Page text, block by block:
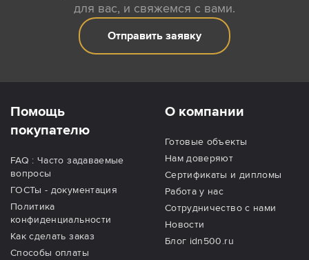
для вас, и свяжемся с вами.
Отправить заявку
Помощь
покупателю
FAQ : Часто задаваемые
вопросы
ГОСТы - документация
Политика
конфиденциальности
Как сделать заказ
Способы оплаты
О компании
Готовые объекты
Нам доверяют
Сертификаты и дипломы
Работа у нас
Сотрудничество с нами
Новости
Блог idn500.ru